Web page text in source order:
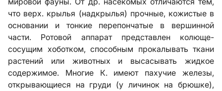
что верх. крылья (надкрылья) прочные, кожистые в
основании и тонкие перепончатые в вершинной
части. Ротовой аппарат представлен колюще-
сосущим хоботком, способным прокалывать ткани
растений или животных и высасывать жидкое
содержимое. Многие К. имеют пахучие железы,
открывающиеся на груди (у личинок на брюшке),